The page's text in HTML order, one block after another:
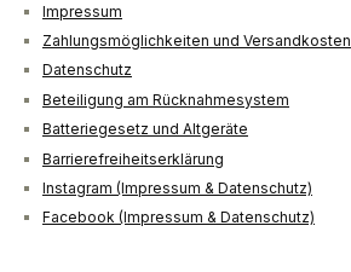
Impressum
Zahlungsmöglichkeiten und Versandkosten
Datenschutz
Beteiligung am Rücknahmesystem
Batteriegesetz und Altgeräte
Barrierefreiheitserklärung
Instagram (Impressum & Datenschutz)
Facebook (Impressum & Datenschutz)